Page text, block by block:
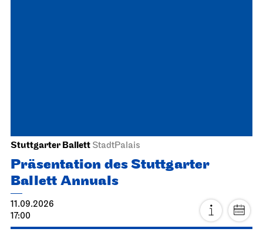
Stuttgarter Ballett StadtPalais
Präsentation des Stuttgarter
Ballett Annuals
11.09.2026
17:00